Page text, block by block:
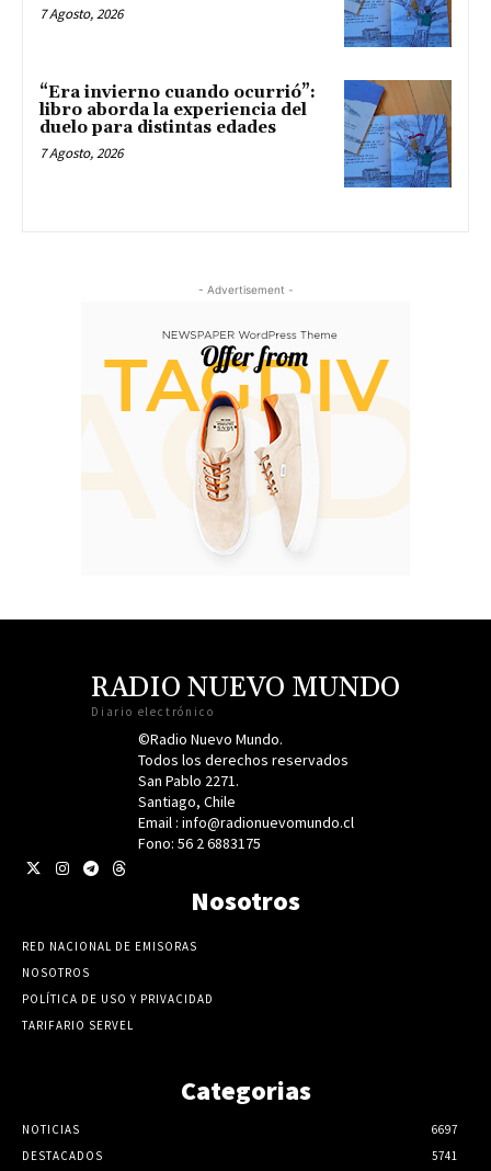
7 Agosto, 2026
“Era invierno cuando ocurrió”:
libro aborda la experiencia del
duelo para distintas edades
7 Agosto, 2026
- Advertisement -
RADIO NUEVO MUNDO
Diario electrónico
©Radio Nuevo Mundo.
Todos los derechos reservados
San Pablo 2271.
Santiago, Chile
Email : info@radionuevomundo.cl
Fono: 56 2 6883175
Nosotros
RED NACIONAL DE EMISORAS
NOSOTROS
POLÍTICA DE USO Y PRIVACIDAD
TARIFARIO SERVEL
Categorias
NOTICIAS
6697
DESTACADOS
5741